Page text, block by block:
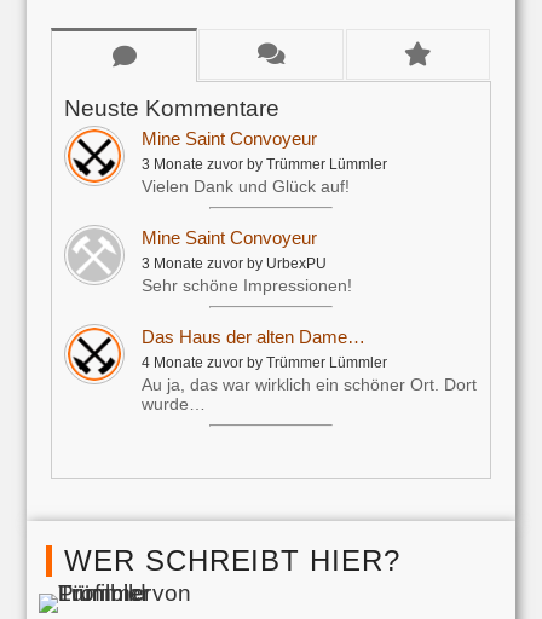
Neuste Kommentare
Mine Saint Convoyeur
3 Monate zuvor by Trümmer Lümmler
Vielen Dank und Glück auf!
Mine Saint Convoyeur
3 Monate zuvor by UrbexPU
Sehr schöne Impressionen!
Das Haus der alten Dame…
4 Monate zuvor by Trümmer Lümmler
Au ja, das war wirklich ein schöner Ort. Dort
wurde…
WER SCHREIBT HIER?